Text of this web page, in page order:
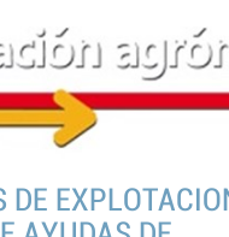
DE